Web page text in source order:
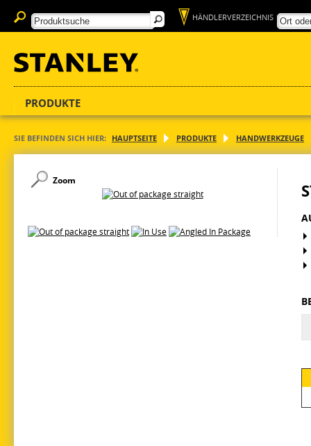
HÄNDLERVERZEICHNIS
PRODUKTE
SIE BEFINDEN SICH HIER: HAUPTSEITE PRODUKTE HANDWERKZEUGE
Zoom